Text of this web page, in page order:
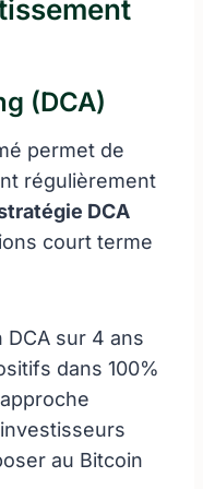
(DCA)
permet de
régulièrement
DCA
court terme
DCA sur 4 ans
dans 100%
au Bitcoin